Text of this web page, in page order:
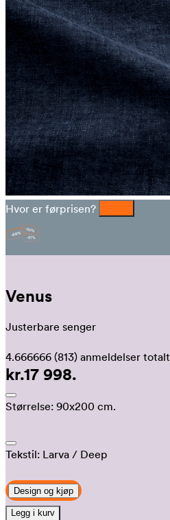
Hvor er førprisen?
Venus
Justerbare senger
4.666666 (813) anmeldelser totalt
kr.17 998.
Størrelse: 90x200 cm.
Tekstil: Larva / Deep
Design og kjøp
Legg i kurv